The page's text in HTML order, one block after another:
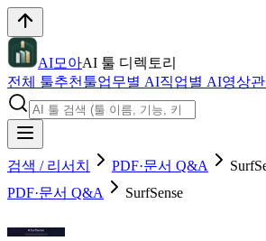
AI모아AI 툴 디렉토리
전체 툴추천툴업무별 AI직업별 AI영상관
검색 / 리서치 PDF·문서 Q&A
PDF·문서 Q&A
SurfSense